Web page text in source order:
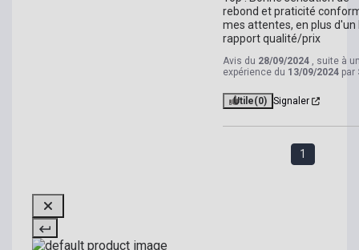
rebond et praticité
mes attentes, en plus d'un
rapport qualité/prix
Avis du 28/09/2024 , suite à
expérience du 13/09/2024 par
Utile(0) Signaler
1